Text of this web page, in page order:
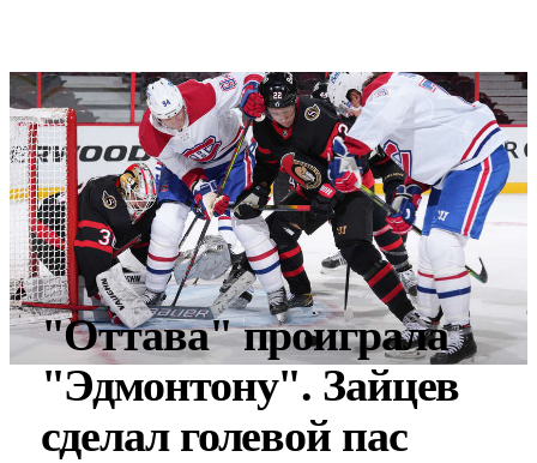
"Оттава" проиграла
"Эдмонтону". Зайцев
сделал голевой пас